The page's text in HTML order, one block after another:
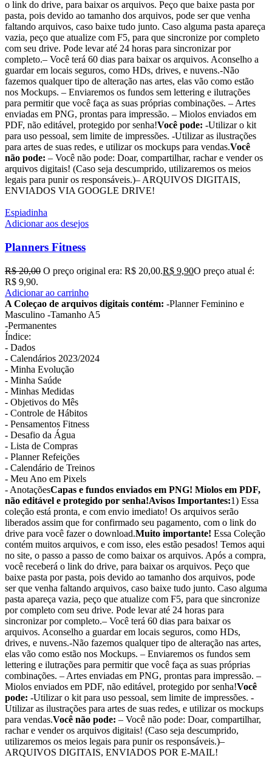
o link do drive, para baixar os arquivos. Peço que baixe pasta por
pasta, pois devido ao tamanho dos arquivos, pode ser que venha
faltando arquivos, caso baixe tudo junto. Caso alguma pasta apareça
vazia, peço que atualize com F5, para que sincronize por completo
com seu drive. Pode levar até 24 horas para sincronizar por
completo.– Você terá 60 dias para baixar os arquivos. Aconselho a
guardar em locais seguros, como HDs, drives, e nuvens.-Não
fazemos qualquer tipo de alteração nas artes, elas vão como estão
nos Mockups. – Enviaremos os fundos sem lettering e ilutrações
para permitir que você faça as suas próprias combinações. – Artes
enviadas em PNG, prontas para impressão. – Miolos enviados em
PDF, não editável, protegido por senha!Você pode: -Utilizar o kit
para uso pessoal, sem limite de impressões. -Utilizar as ilustrações
para artes de suas redes, e utilizar os mockups para vendas.Você
não pode: – Você não pode: Doar, compartilhar, rachar e vender os
arquivos digitais! (Caso seja descumprido, utilizaremos os meios
legais para punir os responsáveis.)– ARQUIVOS DIGITAIS,
ENVIADOS VIA GOOGLE DRIVE!
Espiadinha
Adicionar aos desejos
Planners Fitness
R$20,00 O preço original era: R$ 20,00.R$ 9,90O preço atual é:
R$ 9,90.
Adicionar ao carrinho
A Coleçao de arquivos digitais contém: -Planner Feminino e
Masculino -Tamanho A5
-Permanentes
Índice:
- Dados
- Calendários 2023/2024
- Minha Evolução
- Minha Saúde
- Minhas Medidas
- Objetivos do Mês
- Controle de Hábitos
- Pensamentos Fitness
- Desafio da Água
- Lista de Compras
- Planner Refeições
- Calendário de Treinos
- Meu Ano em Pixels
- AnotaçõesCapas e fundos enviados em PNG! Miolos em PDF,
não editável e protegido por senha!Avisos Importantes:1) Essa
coleção está pronta, e com envio imediato! Os arquivos serão
liberados assim que for confirmado seu pagamento, com o link do
drive para você fazer o download.Muito importante! Essa Coleção
contém muitos arquivos, e com isso, eles estão pesados! Temos aqui
no site, o passo a passo de como baixar os arquivos. Após a compra,
você receberá o link do drive, para baixar os arquivos. Peço que
baixe pasta por pasta, pois devido ao tamanho dos arquivos, pode
ser que venha faltando arquivos, caso baixe tudo junto. Caso alguma
pasta apareça vazia, peço que atualize com F5, para que sincronize
por completo com seu drive. Pode levar até 24 horas para
sincronizar por completo.– Você terá 60 dias para baixar os
arquivos. Aconselho a guardar em locais seguros, como HDs,
drives, e nuvens.-Não fazemos qualquer tipo de alteração nas artes,
elas vão como estão nos Mockups. – Enviaremos os fundos sem
lettering e ilutrações para permitir que você faça as suas próprias
combinações. – Artes enviadas em PNG, prontas para impressão. –
Miolos enviados em PDF, não editável, protegido por senha!Você
pode: -Utilizar o kit para uso pessoal, sem limite de impressões. -
Utilizar as ilustrações para artes de suas redes, e utilizar os mockups
para vendas.Você não pode: – Você não pode: Doar, compartilhar,
rachar e vender os arquivos digitais! (Caso seja descumprido,
utilizaremos os meios legais para punir os responsáveis.)–
ARQUIVOS DIGITAIS, ENVIADOS POR E-MAIL!